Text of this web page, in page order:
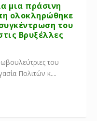
μια πράσινη
ολοκληρώθηκε
του
Βρυξέλλες
του
Πολιτών κ....